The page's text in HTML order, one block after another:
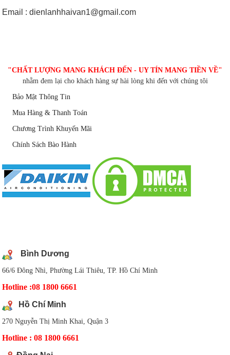
Email : dienlanhhaivan1@gmail.com
"CHẤT LƯỢNG MANG KHÁCH ĐẾN - UY TÍN MANG TIỀN VỀ"
nhằm đem lại cho khách hàng sự hài lòng khi đến với chúng tôi
Bảo Mật Thông Tin
Mua Hàng & Thanh Toán
Chương Trình Khuyến Mãi
Chính Sách Bào Hành
Bình Dương
66/6 Đông Nhì, Phường Lái Thiêu, TP. Hồ Chí Minh
Hotline :08 1800 6661
Hồ Chí Minh
270 Nguyễn Thị Minh Khai, Quận 3
Hotline : 08 1800 6661